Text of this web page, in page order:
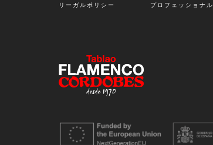
リーガルポリシー プロフェッショナル